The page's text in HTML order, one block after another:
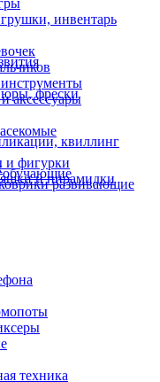
инвентарь
аксессуары
и фигурки
и пирамидки
фрески
квиллинг
развивающие
техника